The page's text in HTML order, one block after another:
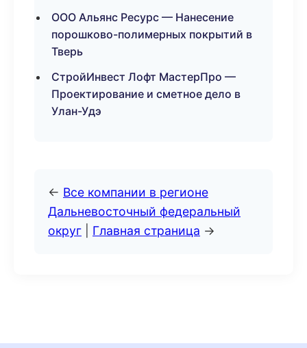
ООО Альянс Ресурс — Нанесение
порошково-полимерных покрытий в
Тверь
СтройИнвест Лофт МастерПро —
Проектирование и сметное дело в
Улан-Удэ
← Все компании в регионе
Дальневосточный федеральный
округ
Главная страница →